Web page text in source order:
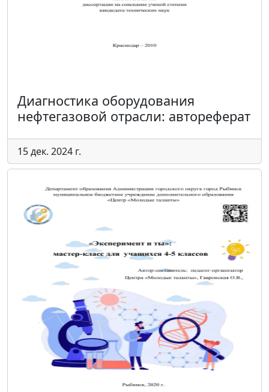
Диагностика оборудования
нефтегазовой отрасли: автореферат
15 дек. 2024 г.